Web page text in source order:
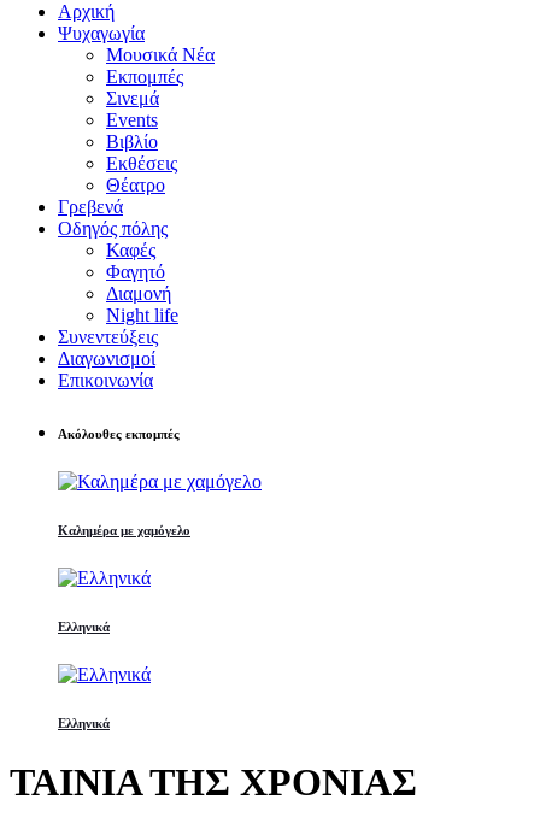
Αρχική
Ψυχαγωγία
Μουσικά Νέα
Εκπομπές
Σινεμά
Events
Βιβλίο
Εκθέσεις
Θέατρο
Γρεβενά
Οδηγός πόλης
Καφές
Φαγητό
Διαμονή
Night life
Συνεντεύξεις
Διαγωνισμοί
Επικοινωνία
Ακόλουθες εκπομπές
Καλημέρα με χαμόγελο
Ελληνικά
Ελληνικά
ΤΑΙΝΙΑ ΤΗΣ ΧΡΟΝΙΑΣ